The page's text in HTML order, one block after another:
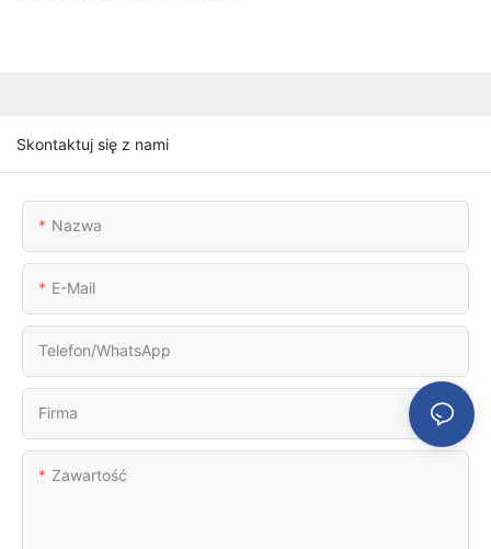
Skontaktuj się z nami
Nazwa
E-Mail
Telefon/WhatsApp
Firma
Zawartość